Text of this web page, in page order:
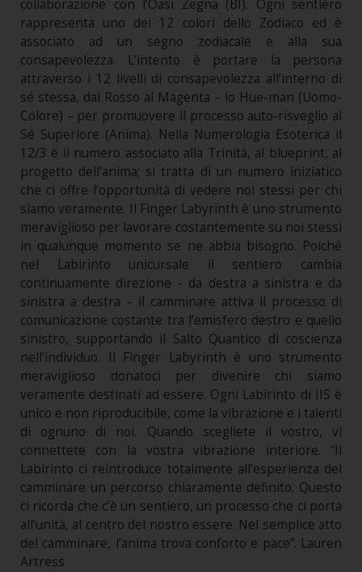
collaborazione con l’Oasi Zegna (BI). Ogni sentiero
rappresenta uno dei 12 colori dello Zodiaco ed è
associato ad un segno zodiacale e alla sua
consapevolezza. L’intento è portare la persona
attraverso i 12 livelli di consapevolezza all’interno di
sé stessa, dal Rosso al Magenta – lo Hue-man (Uomo-
Colore) – per promuovere il processo auto-risveglio al
Sé Superiore (Anima). Nella Numerologia Esoterica il
12/3 è il numero associato alla Trinità, al blueprint, al
progetto dell’anima; si tratta di un numero iniziatico
che ci offre l’opportunità di vedere noi stessi per chi
siamo veramente. Il Finger Labyrinth è uno strumento
meraviglioso per lavorare costantemente su noi stessi
in qualunque momento se ne abbia bisogno. Poiché
nel Labirinto unicursale il sentiero cambia
continuamente direzione - da destra a sinistra e da
sinistra a destra – il camminare attiva il processo di
comunicazione costante tra l’emisfero destro e quello
sinistro, supportando il Salto Quantico di coscienza
nell’individuo. Il Finger Labyrinth è uno strumento
meraviglioso donatoci per divenire chi siamo
veramente destinati ad essere. Ogni Labirinto di IIS è
unico e non riproducibile, come la vibrazione e i talenti
di ognuno di noi. Quando scegliete il vostro, vi
connettete con la vostra vibrazione interiore. “Il
Labirinto ci reintroduce totalmente all’esperienza del
camminare un percorso chiaramente definito. Questo
ci ricorda che c’è un sentiero, un processo che ci porta
all’unità, al centro del nostro essere. Nel semplice atto
del camminare, l’anima trova conforto e pace”. Lauren
Artress